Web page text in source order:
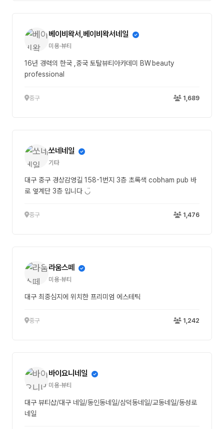
베이비왁서,베이비왁서네일
미용·뷰티
16년 경력의 한국 ,중국 토탈뷰티아카데미 BW beauty
professional
중구 1,689
쏘네네일
기타
대구 중구 경상감영길 158-1번지 3층 초록색 cobham pub 바
로 옆계단 3층 입니다 ◡̈
중구 1,476
라움스떼
미용·뷰티
대구 최중심지에 위치한 프리미엄 에스테틱
중구 1,242
바이요니네일
미용·뷰티
대구 뷰티샵/대구 네일/동인동네일/삼덕동네일/교동네일/동성로
네일